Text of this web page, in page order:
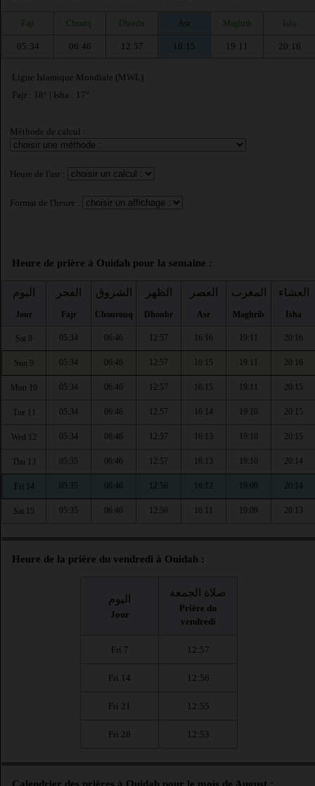
Fajr Chourq. Dhouhr Asr Maghrib Isha
05:34 06:46 12:57 16:15 19:11 20:16
Ligue Islamique Mondiale (MWL)
Fajr : 18° | Isha : 17°
Méthode de calcul :
Heure de l'asr :
Format de l'heure :
Heure de prière à Ouidah pour la semaine :
اليوم
Jour
الفجر
Fajr
الشروق
Chourouq
الظهر
Dhouhr
العصر
Asr
المغرب
Maghrib
العشاء
Isha
Sat 8 05:34 06:46 12:57 16:16 19:11 20:16
Sun 9 05:34 06:46 12:57 16:15 19:11 20:16
Mon 10 05:34 06:46 12:57 16:15 19:11 20:15
Tue 11 05:34 06:46 12:57 16:14 19:10 20:15
Wed 12 05:34 06:46 12:57 16:13 19:10 20:15
Thu 13 05:35 06:46 12:57 16:13 19:10 20:14
Fri 14 05:35 06:46 12:56 16:12 19:09 20:14
Sat 15 05:35 06:46 12:56 16:11 19:09 20:13
Heure de la prière du vendredi à Ouidah :
اليوم
Jour
صلاة الجمعة
Prière du
vendredi
Fri 7 12:57
Fri 14 12:56
Fri 21 12:55
Fri 28 12:53